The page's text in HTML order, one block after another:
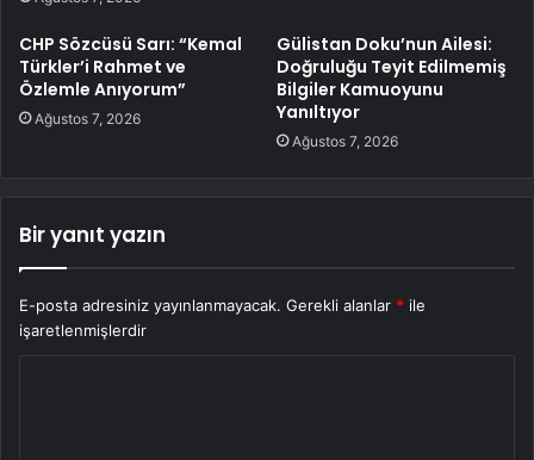
CHP Sözcüsü Sarı: “Kemal
Türkler’i Rahmet ve
Özlemle Anıyorum”
Ağustos 7, 2026
Gülistan Doku’nun Ailesi:
Doğruluğu Teyit Edilmemiş
Bilgiler Kamuoyunu
Yanıltıyor
Ağustos 7, 2026
Bir yanıt yazın
E-posta adresiniz yayınlanmayacak. Gerekli alanlar * ile
işaretlenmişlerdir